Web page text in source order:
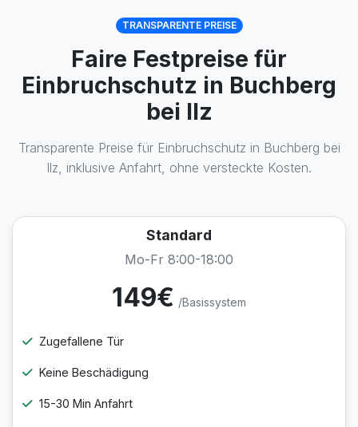
TRANSPARENTE PREISE
Faire Festpreise für
Einbruchschutz in Buchberg
bei Ilz
Transparente Preise für Einbruchschutz in Buchberg bei
Ilz, inklusive Anfahrt, ohne versteckte Kosten.
Standard
Mo-Fr 8:00-18:00
149€ /Basissystem
Zugefallene Tür
Keine Beschädigung
15-30 Min Anfahrt